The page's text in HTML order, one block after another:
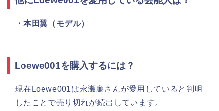
・本田翼（モデル）
Loewe001を購入するには？
現在Loewe001は永瀬廉さんが愛用していると判明
したことで売り切れが続出しています。